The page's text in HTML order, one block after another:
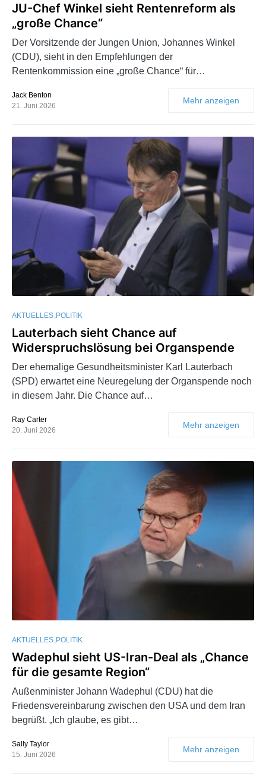
JU-Chef Winkel sieht Rentenreform als
„große Chance“
Der Vorsitzende der Jungen Union, Johannes Winkel
(CDU), sieht in den Empfehlungen der
Rentenkommission eine „große Chance“ für…
Jack Benton
21. Juni 2026
Mehr anzeigen
AKTUELLES POLITIK
Lauterbach sieht Chance auf
Widerspruchslösung bei Organspende
Der ehemalige Gesundheitsminister Karl Lauterbach
(SPD) erwartet eine Neuregelung der Organspende noch
in diesem Jahr. Die Chance auf…
Ray Carter
20. Juni 2026
Mehr anzeigen
AKTUELLES POLITIK
Wadephul sieht US-Iran-Deal als „Chance
für die gesamte Region“
Außenminister Johann Wadephul (CDU) hat die
Friedensvereinbarung zwischen den USA und dem Iran
begrüßt. „Ich glaube, es gibt…
Sally Taylor
15. Juni 2026
Mehr anzeigen